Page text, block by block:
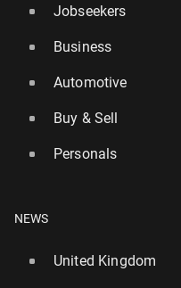
Jobseekers
Business
Automotive
Buy & Sell
Personals
NEWS
United Kingdom